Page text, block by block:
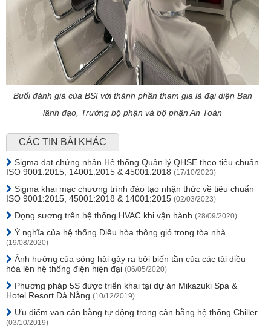
Buổi đánh giá của BSI với thành phần tham gia là đại diện Ban
lãnh đạo, Trưởng bộ phận và bộ phận An Toàn
CÁC TIN BÀI KHÁC
Sigma đạt chứng nhận Hệ thống Quản lý QHSE theo tiêu chuẩn
ISO 9001:2015, 14001:2015 & 45001:2018 (17/10/2023)
Sigma khai mạc chương trình đào tạo nhận thức về tiêu chuẩn
ISO 9001:2015, 45001:2018 & 14001:2015 (02/03/2023)
Đọng sương trên hệ thống HVAC khi vận hành (28/09/2020)
Ý nghĩa của hệ thống Điều hòa thông gió trong tòa nhà
(19/08/2020)
Ảnh hưởng của sóng hài gây ra bởi biến tần của các tải điều
hòa lên hệ thống điện hiện đại (06/05/2020)
Phương pháp 5S được triển khai tại dự án Mikazuki Spa &
Hotel Resort Đà Nẵng (10/12/2019)
Ưu điểm van cân bằng tự động trong cân bằng hệ thống Chiller
(03/10/2019)